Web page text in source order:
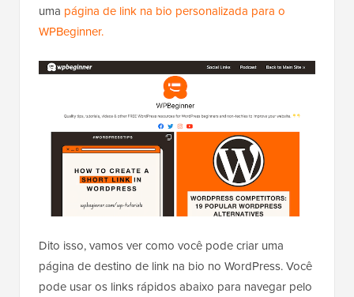
uma página de link na bio personalizada para o
WPBeginner.
Dito isso, vamos ver como você pode criar uma
página de destino de link na bio no WordPress. Você
pode usar os links rápidos abaixo para navegar pelo